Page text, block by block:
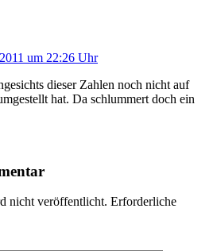
um 22:26 Uhr
dieser Zahlen noch nicht auf
hat. Da schlummert doch ein
nicht veröffentlicht. Erforderliche